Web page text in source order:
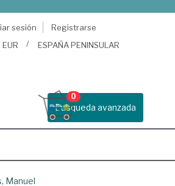
sesión
Registrarse
EUR ESPAÑA PENINSULAR
Busqueda avanzada
0
Manuel